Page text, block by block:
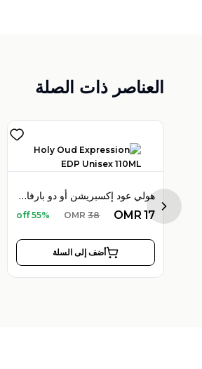
العناصر ذات الصلة
هولي عود إكسبريشن أو دو بارفان 110 مل للجنسين
OMR 17
OMR 38
55% off
أضف إلى السلة
Next